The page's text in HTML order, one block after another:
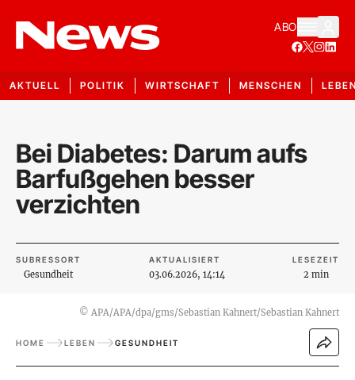
ABO
AKTUELL POLITIK WIRTSCHAFT MENSCHEN
Bei Diabetes: Darum aufs
Barfußgehen besser
verzichten
SUBRESSORT
Gesundheit
AKTUALISIERT
03.06.2026, 14:14
LESEZEIT
2 min
© APA/APA/dpa/gms/Sebastian Kahnert/Sebastian Kahnert
HOME LEBEN GESUNDHEIT